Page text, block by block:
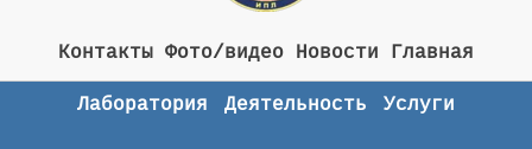
Контакты Фото/видео Новости Главная
Лаборатория Деятельность Услуги